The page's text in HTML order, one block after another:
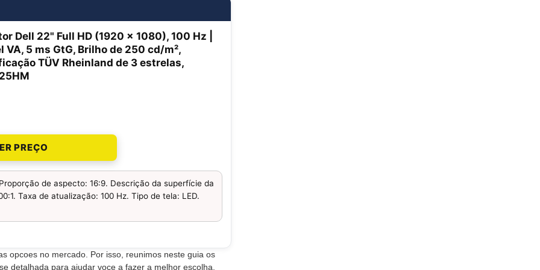
Dell 22" Full HD (1920 x 1080), 100 Hz |
VA, 5 ms GtG, Brilho de 250 cd/m²,
TÜV Rheinland de 3 estrelas,
PREÇO
de aspecto: 16:9. Descrição da superfície da
Taxa de atualização: 100 Hz. Tipo de tela: LED.
opcoes no mercado. Por isso, reunimos neste guia os
detalhada para ajudar voce a fazer a melhor escolha.